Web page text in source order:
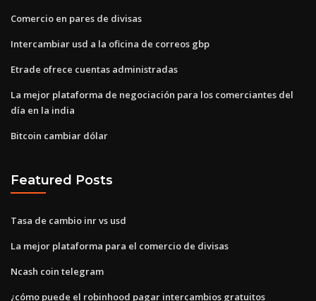
Comercio en pares de divisas
Intercambiar usd a la oficina de correos gbp
Etrade ofrece cuentas administradas
La mejor plataforma de negociación para los comerciantes del
día en la india
Bitcoin cambiar dólar
Featured Posts
Tasa de cambio inr vs usd
La mejor plataforma para el comercio de divisas
Ncash coin telegram
¿cómo puede el robinhood pagar intercambios gratuitos_